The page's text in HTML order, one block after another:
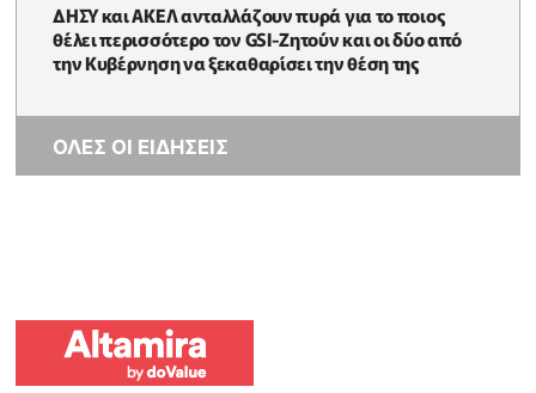
ΔΗΣΥ και ΑΚΕΛ ανταλλάζουν πυρά για το ποιος
θέλει περισσότερο τον GSI-Ζητούν και οι δύο από
την Κυβέρνηση να ξεκαθαρίσει την θέση της
ΟΛΕΣ ΟΙ ΕΙΔΗΣΕΙΣ